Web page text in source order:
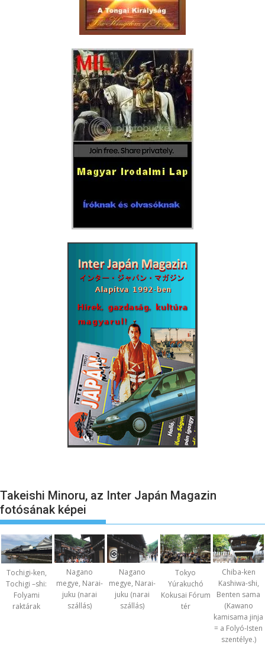
Takeishi Minoru, az Inter Japán Magazin
fotósának képei
Tochigi-ken,
Tochigi –shi:
Folyami
raktárak
Nagano
megye, Narai-
juku (narai
szállás)
Nagano
megye, Narai-
juku (narai
szállás)
Tokyo
Yúrakuchó
Kokusai Fórum
tér
Chiba-ken
Kashiwa-shi,
Benten sama
(Kawano
kamisama jinja
= a Folyó-Isten
szentélye.)